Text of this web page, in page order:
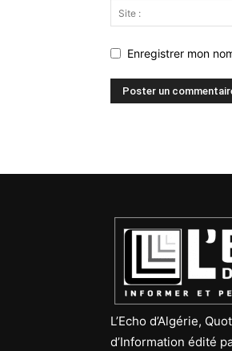
Enregistrer mon
L’Echo d’Algérie,
d’Information édité